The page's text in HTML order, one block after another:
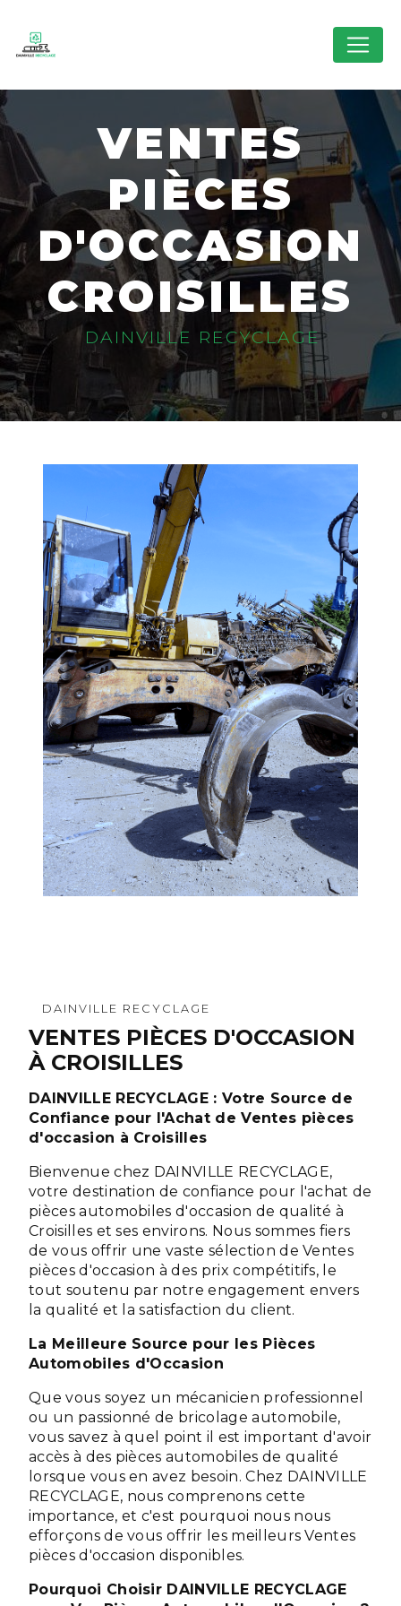
VENTES
PIÈCES
D'OCCASION
CROISILLES
DAINVILLE RECYCLAGE
DAINVILLE RECYCLAGE
VENTES PIÈCES D'OCCASION
À CROISILLES
DAINVILLE RECYCLAGE : Votre Source de
Confiance pour l'Achat de Ventes pièces
d'occasion à Croisilles
Bienvenue chez DAINVILLE RECYCLAGE,
votre destination de confiance pour l'achat de
pièces automobiles d'occasion de qualité à
Croisilles et ses environs. Nous sommes fiers
de vous offrir une vaste sélection de Ventes
pièces d'occasion à des prix compétitifs, le
tout soutenu par notre engagement envers
la qualité et la satisfaction du client.
La Meilleure Source pour les Pièces
Automobiles d'Occasion
Que vous soyez un mécanicien professionnel
ou un passionné de bricolage automobile,
vous savez à quel point il est important d'avoir
accès à des pièces automobiles de qualité
lorsque vous en avez besoin. Chez DAINVILLE
RECYCLAGE, nous comprenons cette
importance, et c'est pourquoi nous nous
efforçons de vous offrir les meilleurs Ventes
pièces d'occasion disponibles.
Pourquoi Choisir DAINVILLE RECYCLAGE